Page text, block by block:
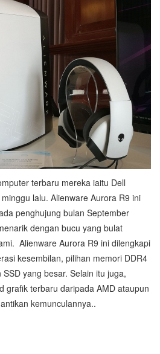
terbaru mereka iaitu Dell
lalu. Alienware Aurora R9 ini
penghujung bulan September
dengan bucu yang bulat
Alienware Aurora R9 ini dilengkapi
kesembilan, pilihan memori DDR4
yang besar. Selain itu juga,
grafik terbaru daripada AMD ataupun
kemunculannya..